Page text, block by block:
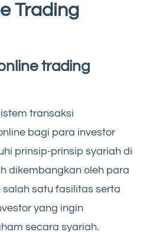
Trading
trading
transaksi
bagi para investor
prinsip-prinsip syariah di
dikembangkan oleh para
satu fasilitas serta
yang ingin
secara syariah.